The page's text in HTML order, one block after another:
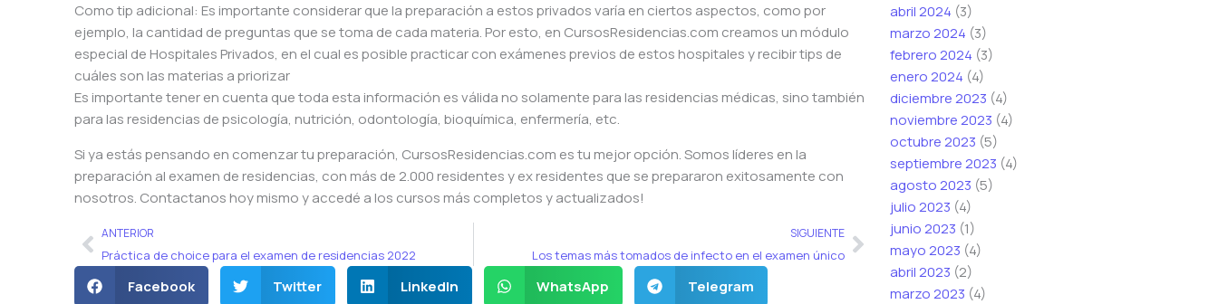
Como tip adicional: Es importante considerar que la preparación a estos privados varía en ciertos aspectos, como por
ejemplo, la cantidad de preguntas que se toma de cada materia. Por esto, en CursosResidencias.com creamos un módulo
especial de Hospitales Privados, en el cual es posible practicar con exámenes previos de estos hospitales y recibir tips de
cuáles son las materias a priorizar
Es importante tener en cuenta que toda esta información es válida no solamente para las residencias médicas, sino también
para las residencias de psicología, nutrición, odontología, bioquímica, enfermería, etc.
Si ya estás pensando en comenzar tu preparación, CursosResidencias.com es tu mejor opción. Somos líderes en la
preparación al examen de residencias, con más de 2.000 residentes y ex residentes que se prepararon exitosamente con
nosotros. Contactanos hoy mismo y accedé a los cursos más completos y actualizados!
AntANTERIOR
Práctica de choice para el examen de residencias 2022
SIGUIENTE
Los temas más tomados de infecto en el examen único
Siguiente
Facebook Twitter LinkedIn WhatsApp Telegram
abril 2024 (3)
marzo 2024 (3)
febrero 2024 (3)
enero 2024 (4)
diciembre 2023 (4)
noviembre 2023 (4)
octubre 2023 (5)
septiembre 2023 (4)
agosto 2023 (5)
julio 2023 (4)
junio 2023 (1)
mayo 2023 (4)
abril 2023 (2)
marzo 2023 (4)